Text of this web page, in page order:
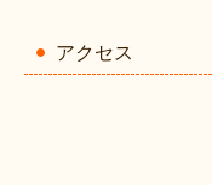
アクセス